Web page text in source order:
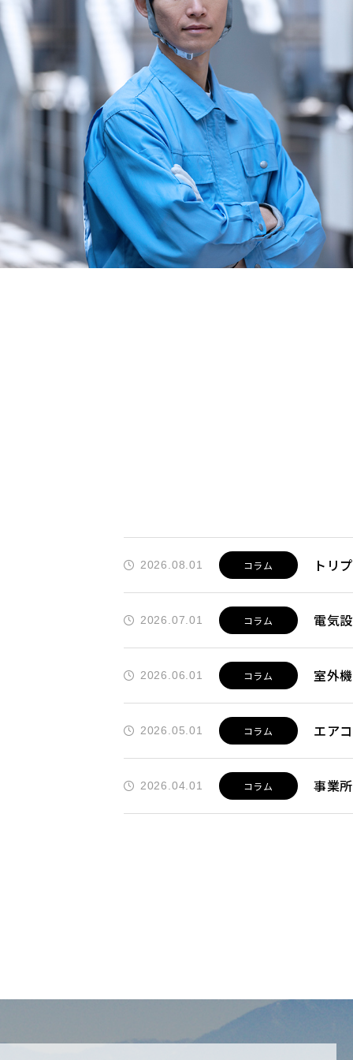
2026.08.01 コラム トリ
2026.07.01 コラム 電気
2026.06.01 コラム 室外
2026.05.01 コラム エア
2026.04.01 コラム 事業